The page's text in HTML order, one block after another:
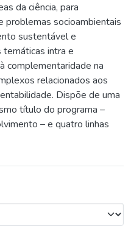
da ciência, para
problemas socioambientais
sustentável e
intra e
complementaridade na
relacionados aos
Dispõe de uma
título do programa –
– e quatro linhas